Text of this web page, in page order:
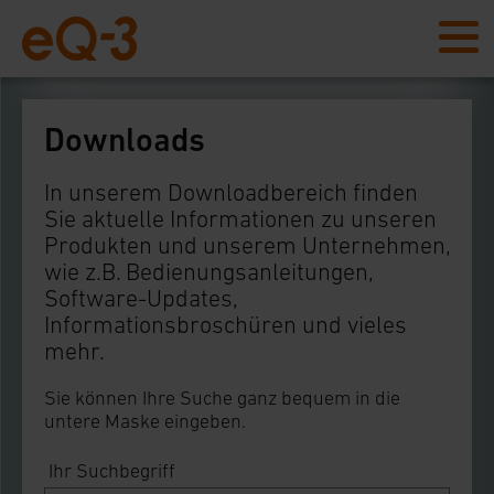
Downloads
In unserem Downloadbereich finden
Sie aktuelle Informationen zu unseren
Produkten und unserem Unternehmen,
wie z.B. Bedienungsanleitungen,
Software-Updates,
Informationsbroschüren und vieles
mehr.
Sie können Ihre Suche ganz bequem in die
untere Maske eingeben.
Ihr Suchbegriff